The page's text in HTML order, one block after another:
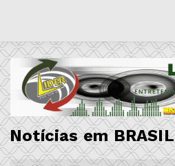
Notícias em BRASIL